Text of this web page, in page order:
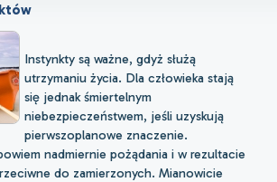
Instynkty są ważne, gdyż służą
utrzymaniu życia. Dla człowieka stają
się jednak śmiertelnym
niebezpieczeństwem, jeśli uzyskują
pierwszoplanowe znaczenie.
nadmiernie pożądania i w rezultacie
do zamierzonych. Mianowicie